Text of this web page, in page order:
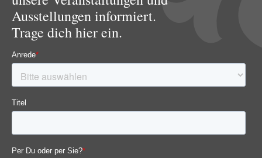
Ausstellungen informiert.
Trage dich hier ein.